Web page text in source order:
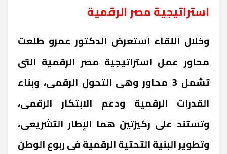
استراتيجية مصر الرقمية
وخلال اللقاء استعرض الدكتور عمرو طلعت
محاور عمل استراتيجية مصر الرقمية التى
تشمل 3 محاور وهى التحول الرقمى، وبناء
القدرات الرقمية ودعم الابتكار الرقمى،
وتستند على ركيزتين هما الإطار التشريعى،
وتطوير البنية التحتية الرقمية فى ربوع الوطن